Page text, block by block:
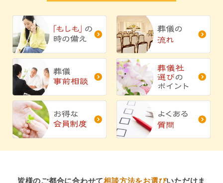
皆様のご都合に合わせて相談方法をお選びいただけま